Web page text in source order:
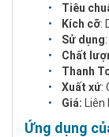
Tiêu
Kích cỡ:
Sử dụng
Chất
Thanh
Xuất xứ:
Giá: Liên
Ứng dụng